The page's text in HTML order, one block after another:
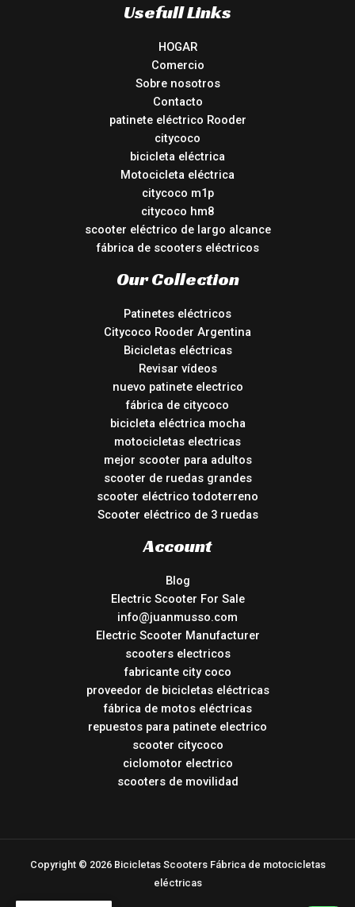
Usefull Links
HOGAR
Comercio
Sobre nosotros
Contacto
patinete eléctrico Rooder
citycoco
bicicleta eléctrica
Motocicleta eléctrica
citycoco m1p
citycoco hm8
scooter eléctrico de largo alcance
fábrica de scooters eléctricos
Our Collection
Patinetes eléctricos
Citycoco Rooder Argentina
Bicicletas eléctricas
Revisar vídeos
nuevo patinete electrico
fábrica de citycoco
bicicleta eléctrica mocha
motocicletas electricas
mejor scooter para adultos
scooter de ruedas grandes
scooter eléctrico todoterreno
Scooter eléctrico de 3 ruedas
Account
Blog
Electric Scooter For Sale
info@juanmusso.com
Electric Scooter Manufacturer
scooters electricos
fabricante city coco
proveedor de bicicletas eléctricas
fábrica de motos eléctricas
repuestos para patinete electrico
scooter citycoco
ciclomotor electrico
scooters de movilidad
Copyright © 2026 Bicicletas Scooters Fábrica de motocicletas
eléctricas